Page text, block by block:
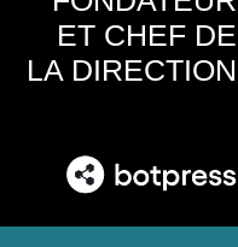
ET CHEF DE
LA DIRECTION